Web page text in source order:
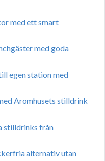
med ett smart
med goda
egen station med
Aromhusets stilldrink
stilldrinks från
alternativ utan